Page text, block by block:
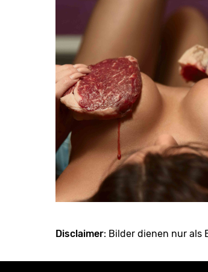
Disclaimer: Bilder dienen nur als